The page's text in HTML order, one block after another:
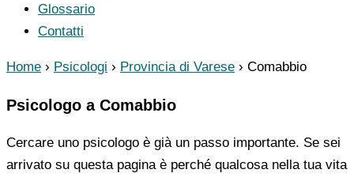
Glossario
Contatti
Home › Psicologi › Provincia di Varese › Comabbio
Psicologo a Comabbio
Cercare uno psicologo è già un passo importante. Se sei
arrivato su questa pagina è perché qualcosa nella tua vita